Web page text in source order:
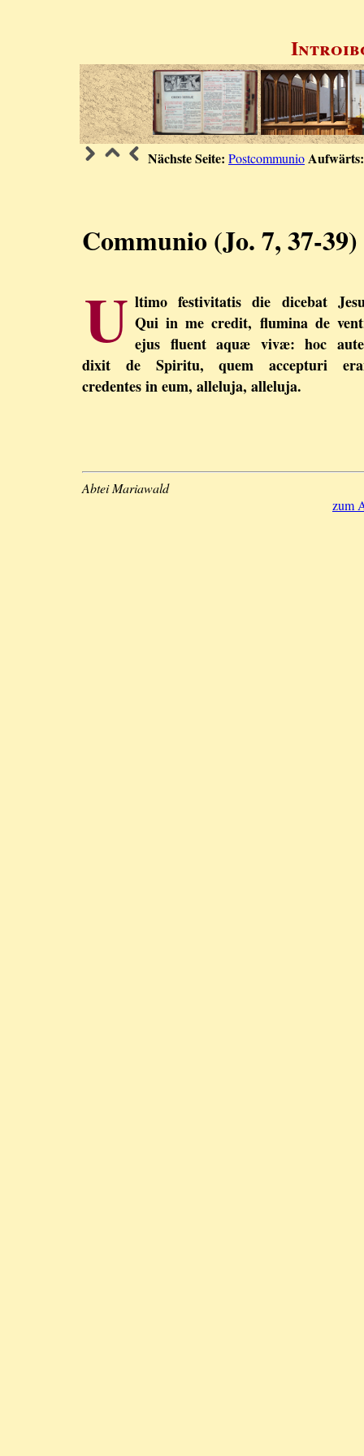
Nächste Seite: PostcommunioAufwärts:
Communio (Jo. 7, 37-39)
U ltimo festivitatis die dicebat
Qui in me credit, flumina de
ejus fluent aquæ vivæ: hoc
dixit de Spiritu, quem accepturi
credentes in eum, alleluja, alleluja.
Abtei Mariawald
zum